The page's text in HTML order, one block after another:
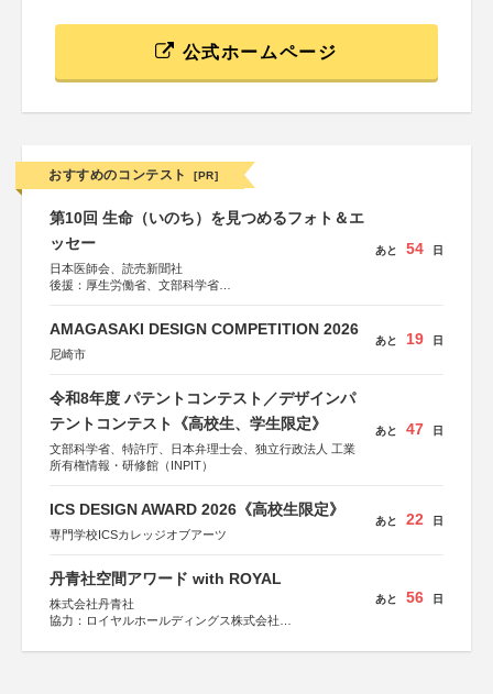
公式ホームページ
おすすめのコンテスト [PR]
第10回 生命（いのち）を見つめるフォト＆エ
ッセー
日本医師会、読売新聞社
後援：厚生労働省、文部科学省
あと 54 日
AMAGASAKI DESIGN COMPETITION 2026
尼崎市
あと 19 日
令和8年度 パテントコンテスト／デザインパ
テントコンテスト《高校生、学生限定》
文部科学省、特許庁、日本弁理士会、独立行政法人 工業
所有権情報・研修館（INPIT）
あと 47 日
ICS DESIGN AWARD 2026《高校生限定》
専門学校ICSカレッジオブアーツ
あと 22 日
丹青社空間アワード with ROYAL
株式会社丹青社
協力：ロイヤルホールディングス株式会社
あと 56 日